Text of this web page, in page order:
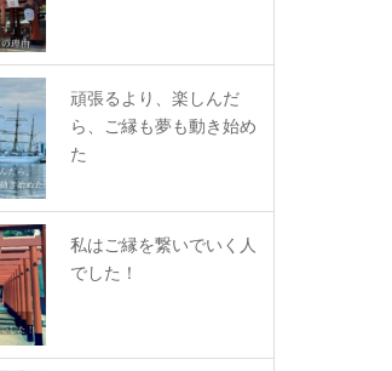
頑張るより、楽しんだ
ら、ご縁も夢も動き始め
た
私はご縁を繋いでいく人
でした！